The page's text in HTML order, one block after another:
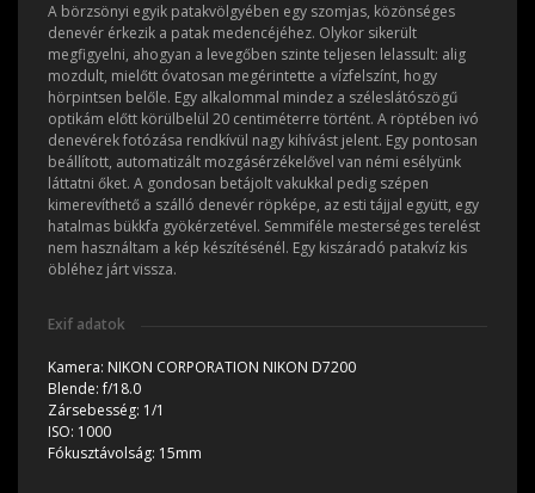
A börzsönyi egyik patakvölgyében egy szomjas, közönséges
denevér érkezik a patak medencéjéhez. Olykor sikerült
megfigyelni, ahogyan a levegőben szinte teljesen lelassult: alig
mozdult, mielőtt óvatosan megérintette a vízfelszínt, hogy
hörpintsen belőle. Egy alkalommal mindez a széleslátószögű
optikám előtt körülbelül 20 centiméterre történt. A röptében ivó
denevérek fotózása rendkívül nagy kihívást jelent. Egy pontosan
beállított, automatizált mozgásérzékelővel van némi esélyünk
láttatni őket. A gondosan betájolt vakukkal pedig szépen
kimerevíthető a szálló denevér röpképe, az esti tájjal együtt, egy
hatalmas bükkfa gyökérzetével. Semmiféle mesterséges terelést
nem használtam a kép készítésénél. Egy kiszáradó patakvíz kis
öbléhez járt vissza.
Exif adatok
Kamera: NIKON CORPORATION NIKON D7200
Blende:f/18.0
Zársebesség: 1/1
ISO: 1000
Fókusztávolság: 15mm